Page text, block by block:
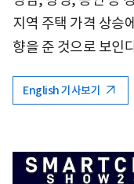
지역 주택 가격 상승
향을 준 것으로 보인
English 기사보기